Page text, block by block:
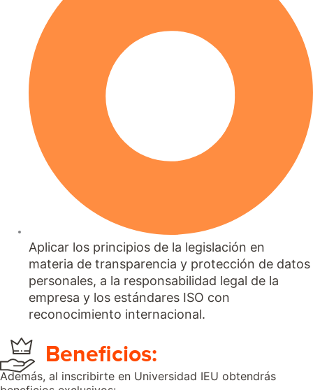
Aplicar los principios de la legislación en
materia de transparencia y protección de datos
personales, a la responsabilidad legal de la
empresa y los estándares ISO con
reconocimiento internacional.
Beneficios:
Además, al inscribirte en Universidad IEU obtendrás